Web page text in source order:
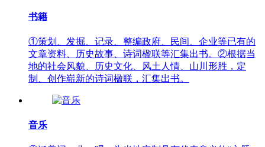
书籍
①策划、发掘、记录、整编政府、民间、企业等已有的
文章资料、历史故事、诗词楹联等汇集出书。②根据当
地的社会风貌、历史文化、风土人情、山川形胜，定
制、创作崭新的诗词楹联，汇集出书。
音乐